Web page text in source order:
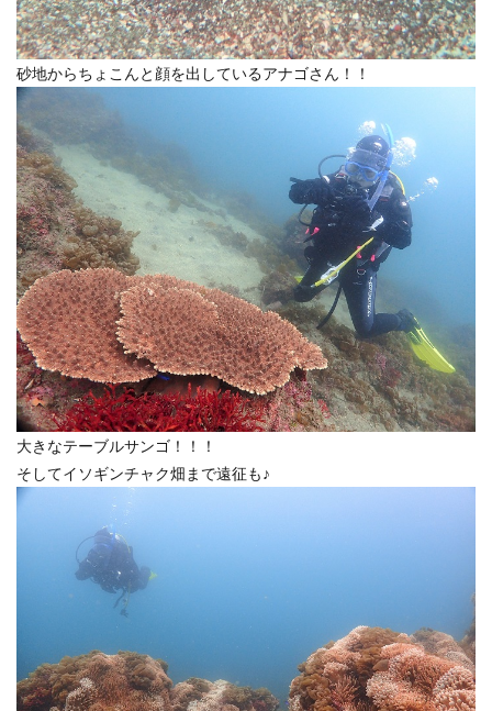
砂地からちょこんと顔を出しているアナゴさん！！
大きなテーブルサンゴ！！！
そしてイソギンチャク畑まで遠征も♪